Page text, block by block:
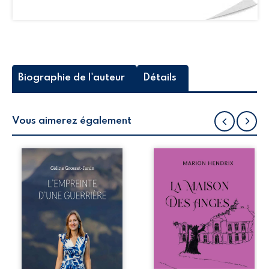
Biographie de l'auteur Détails
Vous aimerez également
Que reste-t-il de
l’enfance lorsque
la maladie impose
ses propres règles
? L’empreinte
d’une guerrière
livre, sans détour,
le récit d’un
quotidien
bouleversé par la
maladie
Nous sommes en
après le décès du
patriarche
Anatole-Eustache.
La famille devra
affronter non
seulement un
inconnu qui rôde
autour du
domaine et dont